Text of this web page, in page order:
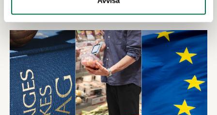
kontrollutredningen och fuskutredningen. PPWR:
ny vägledning på svenska Förpacknings- och
förpackningsavfallsförordningen, PPWR (EU)
2025/40, börjar tillämpas den 12 augusti i år.